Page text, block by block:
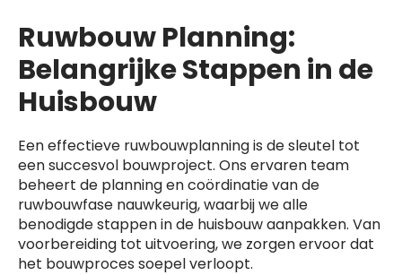
Ruwbouw Planning:
Belangrijke Stappen in de
Huisbouw
Een effectieve ruwbouwplanning is de sleutel tot
een succesvol bouwproject. Ons ervaren team
beheert de planning en coördinatie van de
ruwbouwfase nauwkeurig, waarbij we alle
benodigde stappen in de huisbouw aanpakken. Van
voorbereiding tot uitvoering, we zorgen ervoor dat
het bouwproces soepel verloopt.